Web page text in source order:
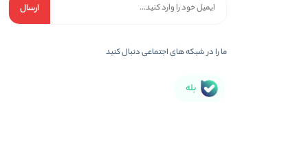
ارسال
ما را در شبکه های اجتماعی دنبال کنید
بله